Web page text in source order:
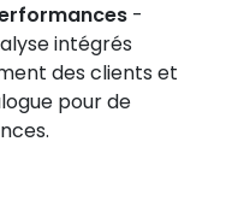
-
intégrés
des clients et
pour de